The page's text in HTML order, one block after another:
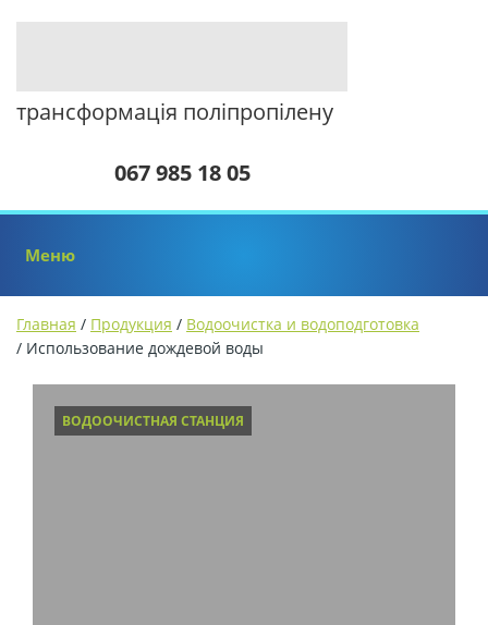
трансформація поліпропілену
067 985 18 05
Меню
Главная / Продукция / Водоочистка и водоподготовка
/ Использование дождевой воды
ВОДООЧИСТНАЯ СТАНЦИЯ